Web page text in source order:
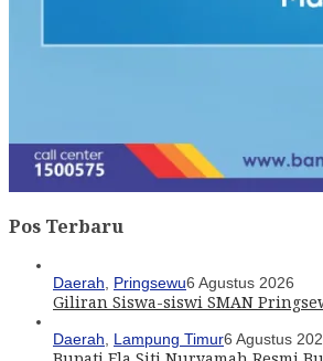
Pos Terbaru
Daerah Pringsewu6 Agustus 2026
Giliran Siswa-siswi SMAN
Daerah Lampung Timur6 Agustus